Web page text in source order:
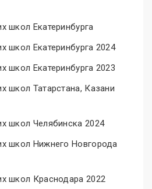
школ Екатеринбурга
школ Екатеринбурга 2024
школ Екатеринбурга 2023
школ Татарстана, Казани
школ Челябинска 2024
школ Нижнего Новгорода
школ Краснодара 2022